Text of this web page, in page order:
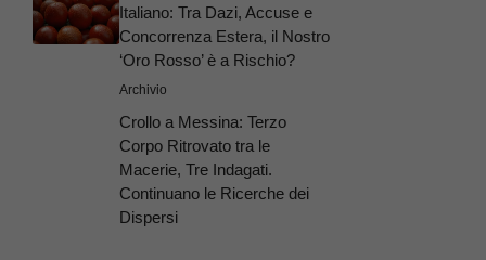
Italiano: Tra Dazi, Accuse e
Concorrenza Estera, il Nostro
‘Oro Rosso’ è a Rischio?
Archivio
Crollo a Messina: Terzo
Corpo Ritrovato tra le
Macerie, Tre Indagati.
Continuano le Ricerche dei
Dispersi